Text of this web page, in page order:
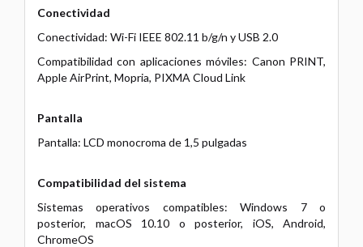
Conectividad
Conectividad: Wi-Fi IEEE 802.11 b/g/n y USB 2.0
Compatibilidad con aplicaciones móviles: Canon PRINT,
Apple AirPrint, Mopria, PIXMA Cloud Link
Pantalla
Pantalla: LCD monocroma de 1,5 pulgadas
Compatibilidad del sistema
Sistemas operativos compatibles: Windows 7 o
posterior, macOS 10.10 o posterior, iOS, Android,
ChromeOS